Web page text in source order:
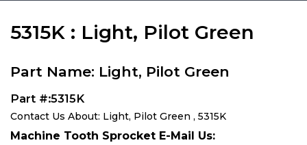
5315K : Light, Pilot Green
Part Name: Light, Pilot Green
Part #:5315K
Contact Us About: Light, Pilot Green , 5315K
Machine Tooth Sprocket E-Mail Us: